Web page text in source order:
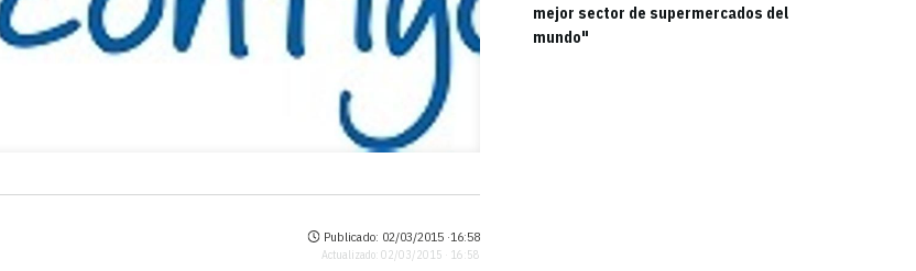
mejor sector de supermercados del
mundo"
Publicado: 02/03/2015 ·16:58
Actualizado: 02/03/2015 · 16:58